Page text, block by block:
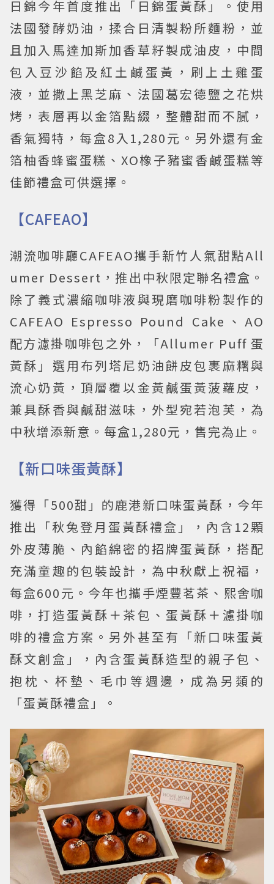
日錦今年首度推出「日錦蛋黃酥」。使用
法國發酵奶油，揉合日清製粉所麵粉，並
且加入馬達加斯加香草籽製成油皮，中間
包入豆沙餡及紅土鹹蛋黃，刷上土雞蛋
液，並撒上黑芝麻、法國葛宏德鹽之花烘
烤，表層再以金箔點綴，整體甜而不膩，
香氣獨特，每盒8入1,280元。另外還有金
箔柚香蜂蜜蛋糕、XO橡子豬蜜香鹹蛋糕等
佳節禮盒可供選擇。
【CAFEAO】
潮流咖啡廳CAFEAO攜手新竹人氣甜點All
umer Dessert，推出中秋限定聯名禮盒。
除了義式濃縮咖啡液與現磨咖啡粉製作的
CAFEAO Espresso Pound Cake、AO
配方濾掛咖啡包之外，「Allumer Puff 蛋
黃酥」選用布列塔尼奶油餅皮包裹麻糬與
流心奶黃，頂層覆以金黃鹹蛋黃菠蘿皮，
兼具酥香與鹹甜滋味，外型宛若泡芙，為
中秋增添新意。每盒1,280元，售完為止。
【新口味蛋黃酥】
獲得「500甜」的鹿港新口味蛋黃酥，今年
推出「秋兔登月蛋黃酥禮盒」，內含12顆
外皮薄脆、內餡綿密的招牌蛋黃酥，搭配
充滿童趣的包裝設計，為中秋獻上祝福，
每盒600元。今年也攜手煙豐茗茶、熙舍咖
啡，打造蛋黃酥＋茶包、蛋黃酥＋濾掛咖
啡的禮盒方案。另外甚至有「新口味蛋黃
酥文創盒」，內含蛋黃酥造型的親子包、
抱枕、杯墊、毛巾等週邊，成為另類的
「蛋黃酥禮盒」。